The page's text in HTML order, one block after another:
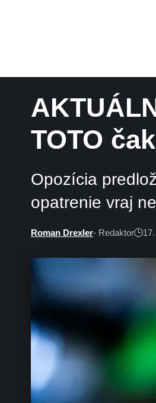
TOTO
Opozícia
opatrenie vraj
Roman Drexler- Redaktor